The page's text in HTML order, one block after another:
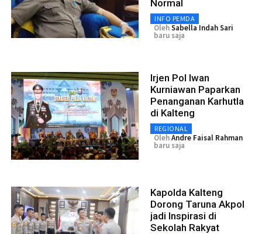
Normal
INFO PEMDA
OlehSabella Indah Sari
baru saja
Irjen Pol Iwan
Kurniawan Paparkan
Penanganan Karhutla
di Kalteng
REGIONAL
OlehAndre Faisal Rahman
baru saja
Kapolda Kalteng
Dorong Taruna Akpol
jadi Inspirasi di
Sekolah Rakyat